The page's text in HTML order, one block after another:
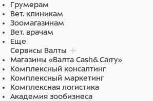
Грумерам
Вет. клиникам
Зоомагазинам
Вет. врачам
Еще
Сервисы Валты
Магазины «Валта Cash&Carry»
Комплексный консалтинг
Комплексный маркетинг
Комплексная логистика
Академия зообизнеса